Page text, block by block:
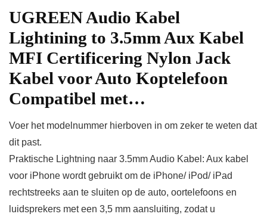
UGREEN Audio Kabel
Lightining to 3.5mm Aux Kabel
MFI Certificering Nylon Jack
Kabel voor Auto Koptelefoon
Compatibel met…
Voer het modelnummer hierboven in om zeker te weten dat
dit past.
Praktische Lightning naar 3.5mm Audio Kabel: Aux kabel
voor iPhone wordt gebruikt om de iPhone/ iPod/ iPad
rechtstreeks aan te sluiten op de auto, oortelefoons en
luidsprekers met een 3,5 mm aansluiting, zodat u